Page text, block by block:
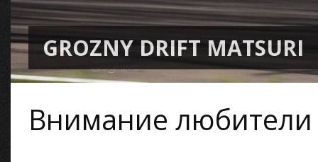
GROZNY DRIFT MATSURI
Внимание